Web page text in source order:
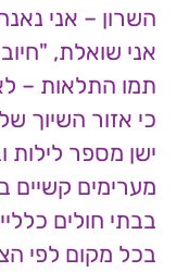
השרון – אני
אני שואלת,
תמו התלאות –
כי אזור השיוך
ישן מספר לילות
מערימים קשיים
בבתי חולים
בכל מקום לפי